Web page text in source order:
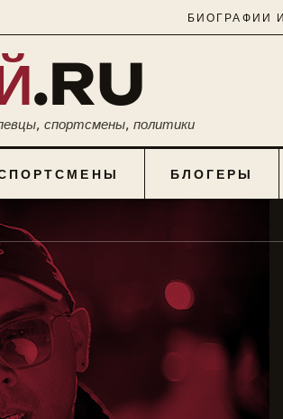
БИОГРАФИИ
.RU
спортсмены, политики
БЛОГЕРЫ